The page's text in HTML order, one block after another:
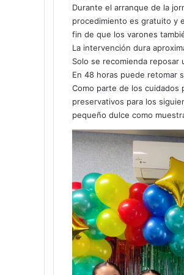
o
r
e
o
e
l
e
c
t
c
o
Durante el arranque de la
procedimiento es gratuito y
fin de que los varones
La intervención dura
Solo se recomienda reposar
En 48 horas puede retomar
Como parte de los cuidados
preservativos para los
pequeño dulce como